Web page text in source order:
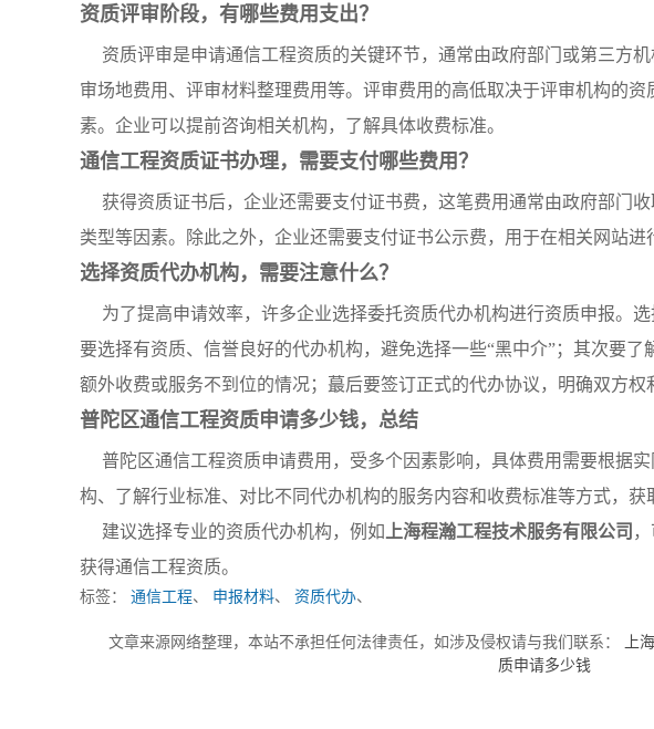
资质评审阶段，有哪些费用支出？
资质评审是申请通信工程资质的关键环节，通常由政府部门或第三方
审场地费用、评审材料整理费用等。评审费用的高低取决于评审机构的
素。企业可以提前咨询相关机构，了解具体收费标准。
通信工程资质证书办理，需要支付哪些费用？
获得资质证书后，企业还需要支付证书费，这笔费用通常由政府部门
类型等因素。除此之外，企业还需要支付证书公示费，用于在相关网站进
选择资质代办机构，需要注意什么？
为了提高申请效率，许多企业选择委托资质代办机构进行资质申报。
要选择有资质、信誉良好的代办机构，避免选择一些“黑中介”；其次要
额外收费或服务不到位的情况；蕞后要签订正式的代办协议，明确双方权
普陀区通信工程资质申请多少钱，总结
普陀区通信工程资质申请费用，受多个因素影响，具体费用需要根据
构、了解行业标准、对比不同代办机构的服务内容和收费标准等方式，获
建议选择专业的资质代办机构，例如 上海程瀚工程技术服务有限公司
获得通信工程资质。
标签： 通信工程、 申报材料、 资质代办、
文章来源网络整理，本站不承担任何法律责任，如涉及侵权请与我们联系： 上
质申请多少钱